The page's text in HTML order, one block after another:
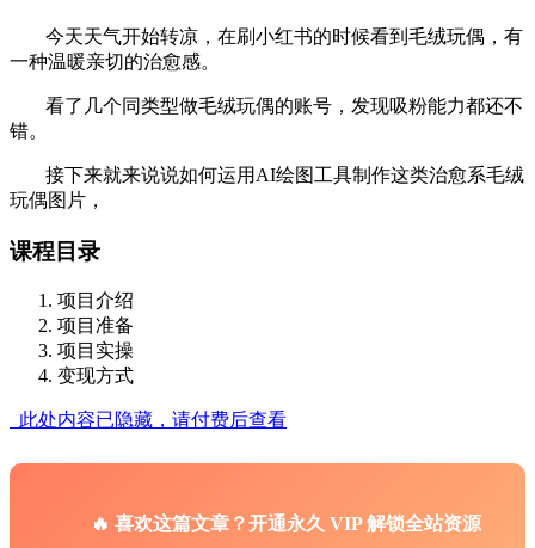
今天天气开始转凉，在刷小红书的时候看到毛绒玩偶，有
一种温暖亲切的治愈感。
看了几个同类型做毛绒玩偶的账号，发现吸粉能力都还不
错。
接下来就来说说如何运用AI绘图工具制作这类治愈系毛绒
玩偶图片，
课程目录
项目介绍
项目准备
项目实操
变现方式
此处内容已隐藏，请付费后查看
🔥 喜欢这篇文章？开通永久 VIP 解锁全站资源